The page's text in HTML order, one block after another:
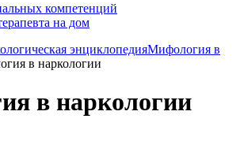
компетенций
на дом
энциклопедияМифология в
в наркологии
в наркологии